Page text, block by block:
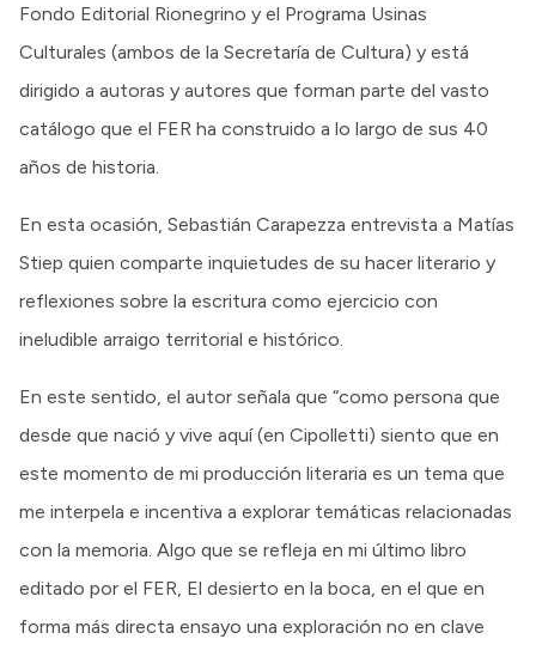
Fondo Editorial Rionegrino y el Programa Usinas
Culturales (ambos de la Secretaría de Cultura) y está
dirigido a autoras y autores que forman parte del vasto
catálogo que el FER ha construido a lo largo de sus 40
años de historia.
En esta ocasión, Sebastián Carapezza entrevista a Matías
Stiep quien comparte inquietudes de su hacer literario y
reflexiones sobre la escritura como ejercicio con
ineludible arraigo territorial e histórico.
En este sentido, el autor señala que “como persona que
desde que nació y vive aquí (en Cipolletti) siento que en
este momento de mi producción literaria es un tema que
me interpela e incentiva a explorar temáticas relacionadas
con la memoria. Algo que se refleja en mi último libro
editado por el FER, El desierto en la boca, en el que en
forma más directa ensayo una exploración no en clave